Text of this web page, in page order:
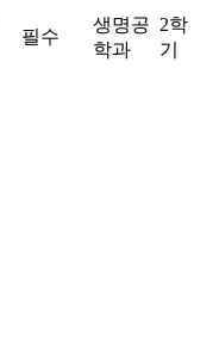
필수
생명공
학과
2학
기